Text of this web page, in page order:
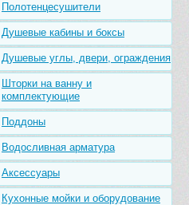
Полотенцесушители
Душевые кабины и боксы
Душевые углы, двери, ограждения
Шторки на ванну и
комплектующие
Поддоны
Водосливная арматура
Аксессуары
Кухонные мойки и оборудование